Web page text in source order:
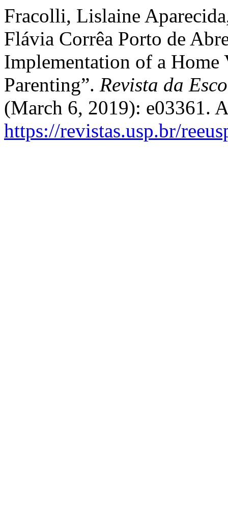
Fracolli, Lislaine
Flávia Corrêa Porto de
Implementation of a Home
Parenting”. Revista da
(March 6, 2019): e03361.
https://revistas.usp.br/